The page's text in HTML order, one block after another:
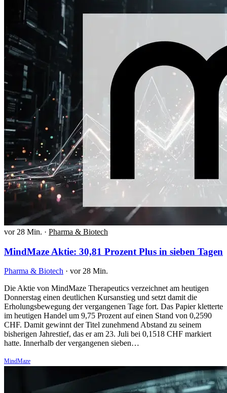
vor 28 Min. · Pharma & Biotech
MindMaze Aktie: 30,81 Prozent Plus in sieben Tagen
Pharma & Biotech · vor 28 Min.
Die Aktie von MindMaze Therapeutics verzeichnet am heutigen
Donnerstag einen deutlichen Kursanstieg und setzt damit die
Erholungsbewegung der vergangenen Tage fort. Das Papier kletterte
im heutigen Handel um 9,75 Prozent auf einen Stand von 0,2590
CHF. Damit gewinnt der Titel zunehmend Abstand zu seinem
bisherigen Jahrestief, das er am 23. Juli bei 0,1518 CHF markiert
hatte. Innerhalb der vergangenen sieben…
MindMaze